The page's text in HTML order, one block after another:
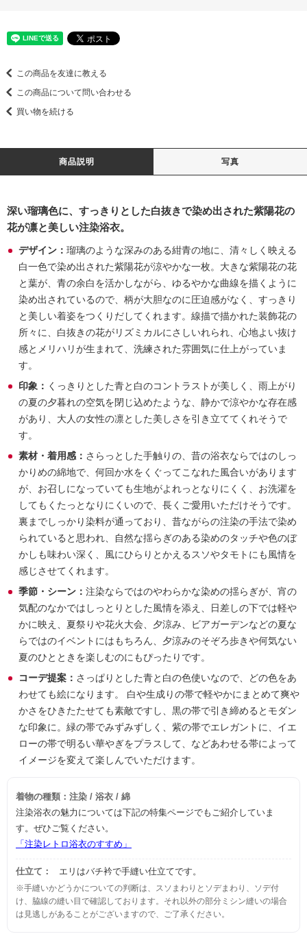
この商品を友達に教える
この商品について問い合わせる
買い物を続ける
商品説明 写真
深い瑠璃色に、すっきりとした白抜きで染め出された紫陽花の
花が凛と美しい注染浴衣。
デザイン： 瑠璃のような深みのある紺青の地に、清々しく映える
白一色で染め出された紫陽花が涼やかな一枚。大きな紫陽花の花
と葉が、青の余白を活かしながら、ゆるやかな曲線を描くように
染め出されているので、柄が大胆なのに圧迫感がなく、すっきり
と美しい着姿をつくりだしてくれます。線描で描かれた装飾花の
所々に、白抜きの花がリズミカルにさしいれられ、心地よい抜け
感とメリハリが生まれて、洗練された雰囲気に仕上がっていま
す。
印象： くっきりとした青と白のコントラストが美しく、雨上がり
の夏の夕暮れの空気を閉じ込めたような、静かで涼やかな存在感
があり、大人の女性の凛とした美しさを引き立ててくれそうで
す。
素材・着用感： さらっとした手触りの、昔の浴衣ならではのしっ
かりめの綿地で、何回か水をくぐってこなれた風合いがあります
が、お召しになっていても生地がよれっとなりにくく、お洗濯を
してもくたっとなりにくいので、長くご愛用いただけそうです。
裏までしっかり染料が通っており、昔ながらの注染の手法で染め
られていると思われ、自然な揺らぎのある染めのタッチや色のぼ
かしも味わい深く、風にひらりとかえるスソやタモトにも風情を
感じさせてくれます。
季節・シーン： 注染ならではのやわらかな染めの揺らぎが、宵の
気配のなかではしっとりとした風情を添え、日差しの下では軽や
かに映え、夏祭りや花火大会、夕涼み、ビアガーデンなどの夏な
らではのイベントにはもちろん、夕涼みのそぞろ歩きや何気ない
夏のひとときを楽しむのにもぴったりです。
コーデ提案： さっぱりとした青と白の色使いなので、どの色をあ
わせても絵になります。 白や生成りの帯で軽やかにまとめて爽や
かさをひきたたせても素敵ですし、黒の帯で引き締めるとモダン
な印象に。緑の帯でみずみずしく、紫の帯でエレガントに、イエ
ローの帯で明るい華やぎをプラスして、などあわせる帯によって
イメージを変えて楽しんでいただけます。
着物の種類：注染 / 浴衣 / 綿
注染浴衣の魅力については下記の特集ページでもご紹介していま
す。ぜひご覧ください。
「注染レトロ浴衣のすすめ」
仕立て： エリはバチ衿で手縫い仕立てです。
※手縫いかどうかについての判断は、スソまわりとソデまわり、ソデ付
け、脇線の縫い目で確認しております。それ以外の部分ミシン縫いの場合
は見逃しがあることがございますので、ご了承ください。